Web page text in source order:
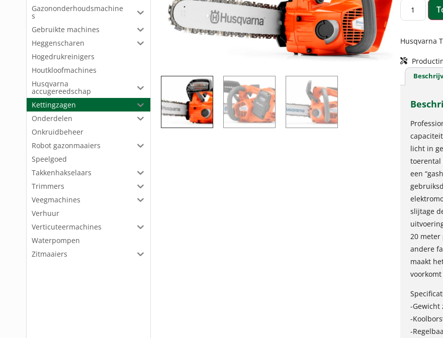
Gazononderhoudsmachine
s
Gebruikte machines
Heggenscharen
Hogedrukreinigers
Houtkloofmachines
Husqvarna
accugereedschap
Kettingzagen
Onderdelen
Onkruidbeheer
Robot gazonmaaiers
Speelgoed
Takkenhakselaars
Trimmers
Veegmachines
Verhuur
Verticuteermachines
Waterpompen
Zitmaaiers
Husqvarna
licht in
toerental
een
slijtage
20 meter
andere
maakt
-Gewicht
-
-